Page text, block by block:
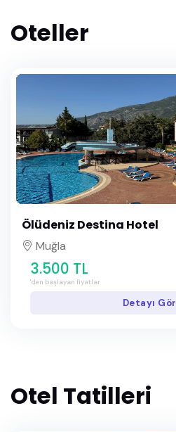
Oteller
Ölüdeniz Destina Hotel
Muğla
3.500 TL
'den başlayan fiyatlar
Detayı Gör
Otel Tatilleri